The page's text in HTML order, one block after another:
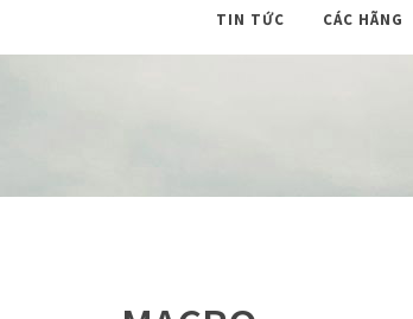
TIN TỨC CÁC HÃNG